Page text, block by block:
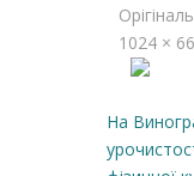
1024 ×
На